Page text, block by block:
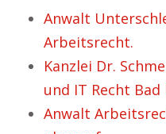
Anwalt
Arbeitsrecht.
Kanzlei Dr.
und IT Recht Bad
Anwalt